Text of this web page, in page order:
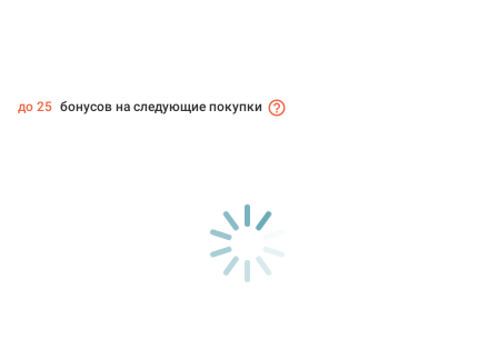
до 25 бонусов на следующие покупки